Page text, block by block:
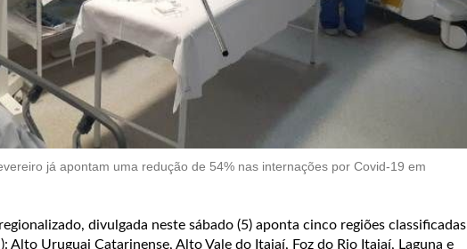
já apontam uma redução de 54% nas internações por Covid-19 em
divulgada neste sábado (5) aponta cinco regiões classificadas
Alto Uruguai Catarinense, Alto Vale do Itajaí, Foz do Rio Itajaí, Laguna e